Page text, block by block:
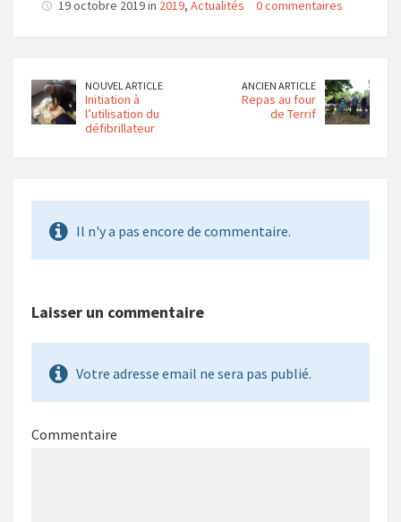
19 octobre 2019 in 2019, Actualités 0 commentaires
NOUVEL ARTICLE
Initiation à
l’utilisation du
défibrillateur
ANCIEN ARTICLE
Repas au four
de Terrif
Il n'y a pas encore de commentaire.
Laisser un commentaire
Votre adresse email ne sera pas publié.
Commentaire